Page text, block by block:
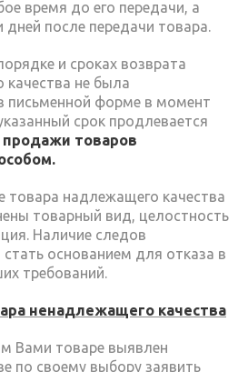
время до его передачи, а
дней после передачи товара.
и сроках возврата
не была
письменной форме в момент
срок продлевается
продажи товаров
товара надлежащего качества
товарный вид, целостность
Наличие следов
основанием для отказа в
требований.
ненадлежащего качества
Вами товаре выявлен
по своему выбору заявить